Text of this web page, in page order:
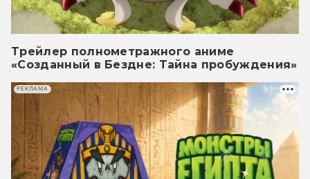
Трейлер полнометражного аниме
«Созданный в Бездне: Тайна пробуждения»
РЕКЛАМА